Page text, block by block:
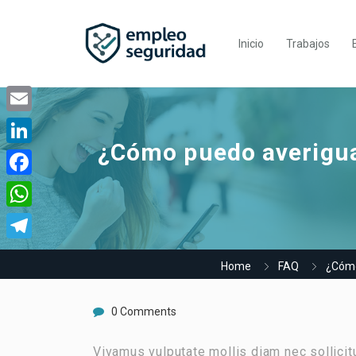
Inicio Trabajos
¿Cómo puedo
Home FAQ
0 Comments
Vivamus vulputate mollis diam nec
Email
LinkedIn
Facebook
WhatsApp
Telegram